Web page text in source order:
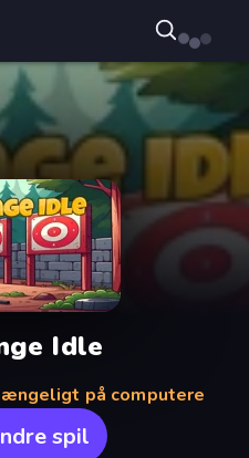
Idle
på computere
spil